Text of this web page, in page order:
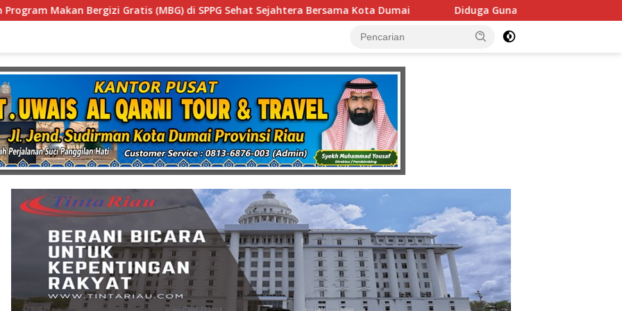
di SPPG Sehat Sejahtera Bersama Kota Dumai Diduga Gunakan Fasilitas Negara Tanpa Izin DPMPTSP, Usaha